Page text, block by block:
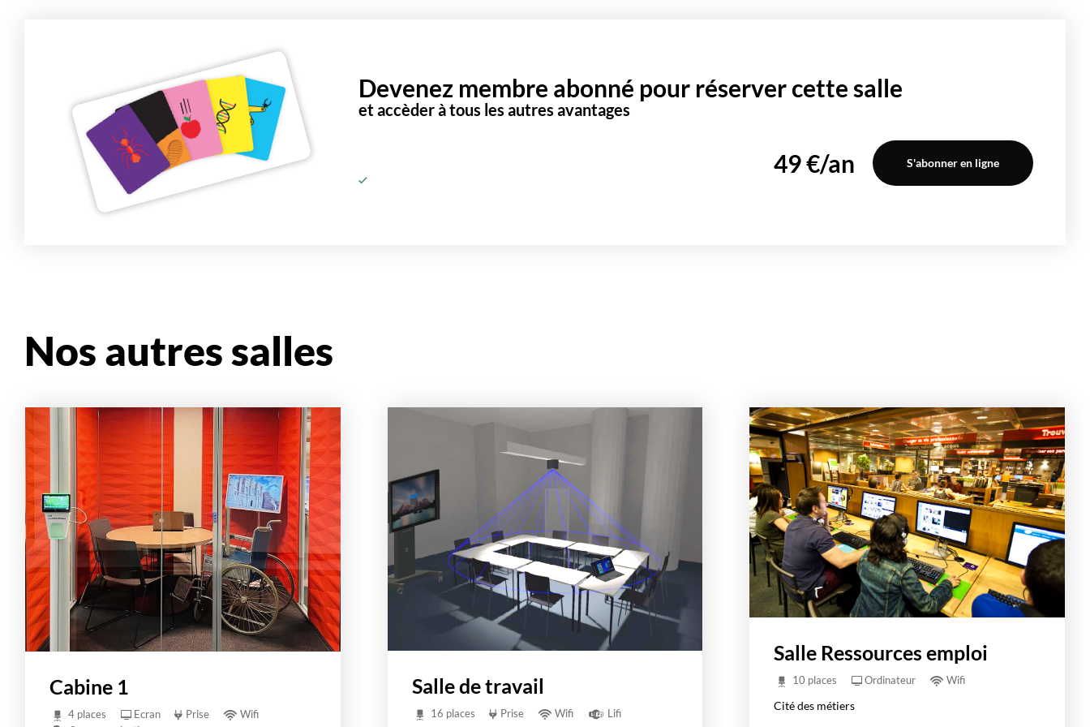
Devenez membre abonné pour réserver cette salle
et accèder à tous les autres avantages
49 €/an S'abonner en ligne
Nos autres salles
Cabine 1
4 places Ecran Prise
Wifi
Salle de travail
16 places Prise Wifi Lifi
Salle Ressources emploi
10 places Ordinateur Wifi
Cité des métiers